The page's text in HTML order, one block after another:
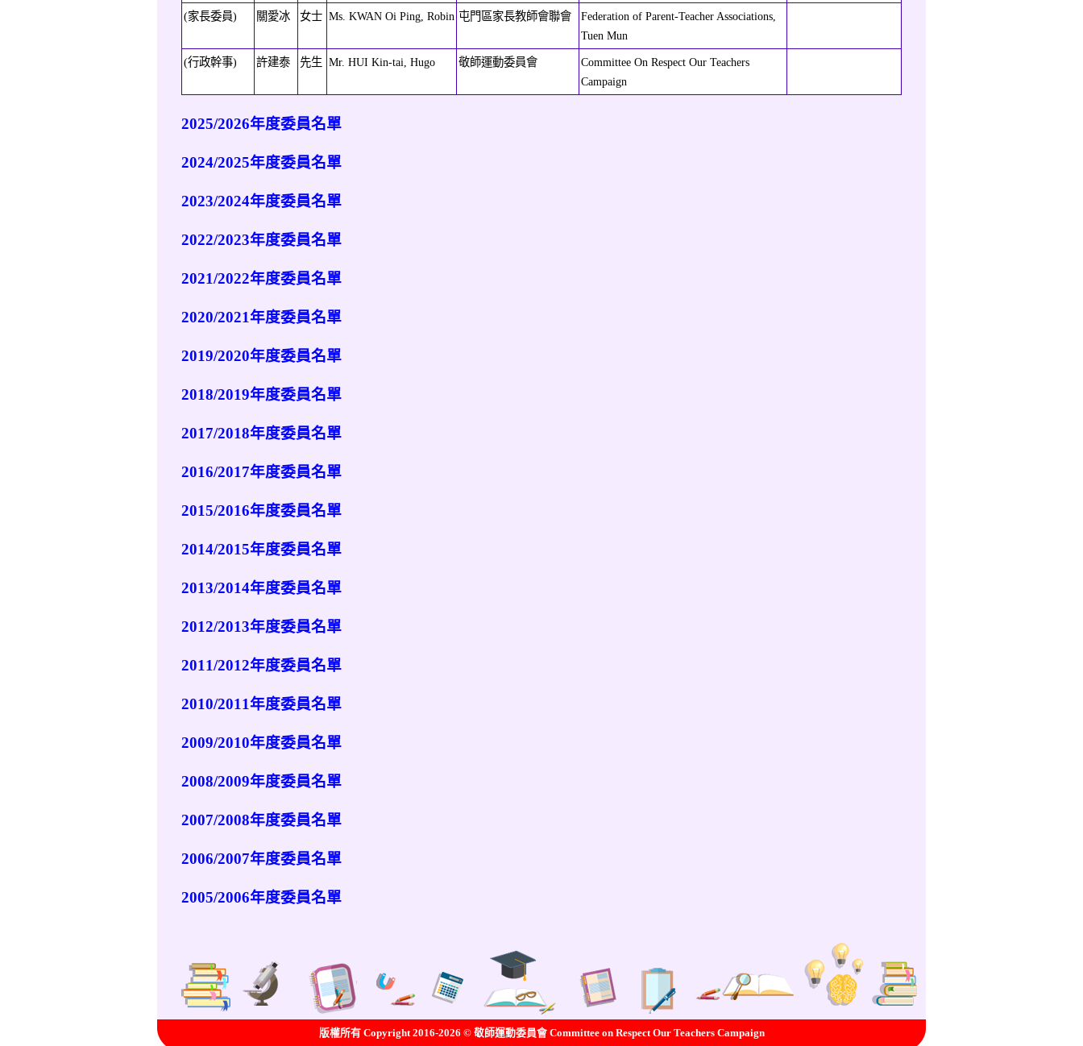
(家長委員) 關愛冰 女士 Ms. KWAN Oi Ping, Robin 屯門區家長教師會聯會
Federation of Parent-Teacher Associations,
Tuen Mun
(行政幹事) 許建泰 先生 Mr. HUI Kin-tai, Hugo 敬師運動委員會
Committee On Respect Our Teachers
Campaign
2025/2026年度委員名單
2024/2025年度委員名單
2023/2024年度委員名單
2022/2023年度委員名單
2021/2022年度委員名單
2020/2021年度委員名單
2019/2020年度委員名單
2018/2019年度委員名單
2017/2018年度委員名單
2016/2017年度委員名單
2015/2016年度委員名單
2014/2015年度委員名單
2013/2014年度委員名單
2012/2013年度委員名單
2011/2012年度委員名單
2010/2011年度委員名單
2009/2010年度委員名單
2008/2009年度委員名單
2007/2008年度委員名單
2006/2007年度委員名單
2005/2006年度委員名單
版權所有 Copyright 2016-2026 © 敬師運動委員會 Committee on Respect Our Teachers Campaign